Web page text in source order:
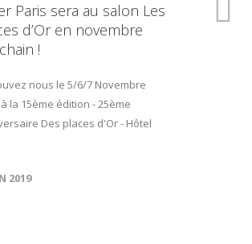
Paris sera au salon Les
d’Or en novembre
!
nous le 5/6/7 Novembre
la 15ème édition - 25ème
Des places d'Or - Hôtel
2019